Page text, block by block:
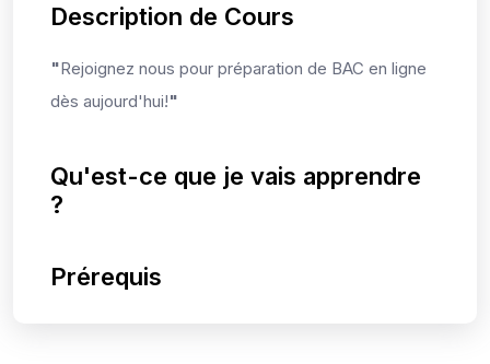
Description de Cours
"Rejoignez nous pour préparation de BAC en ligne
dès aujourd'hui!"
Qu'est-ce que je vais apprendre
?
Prérequis